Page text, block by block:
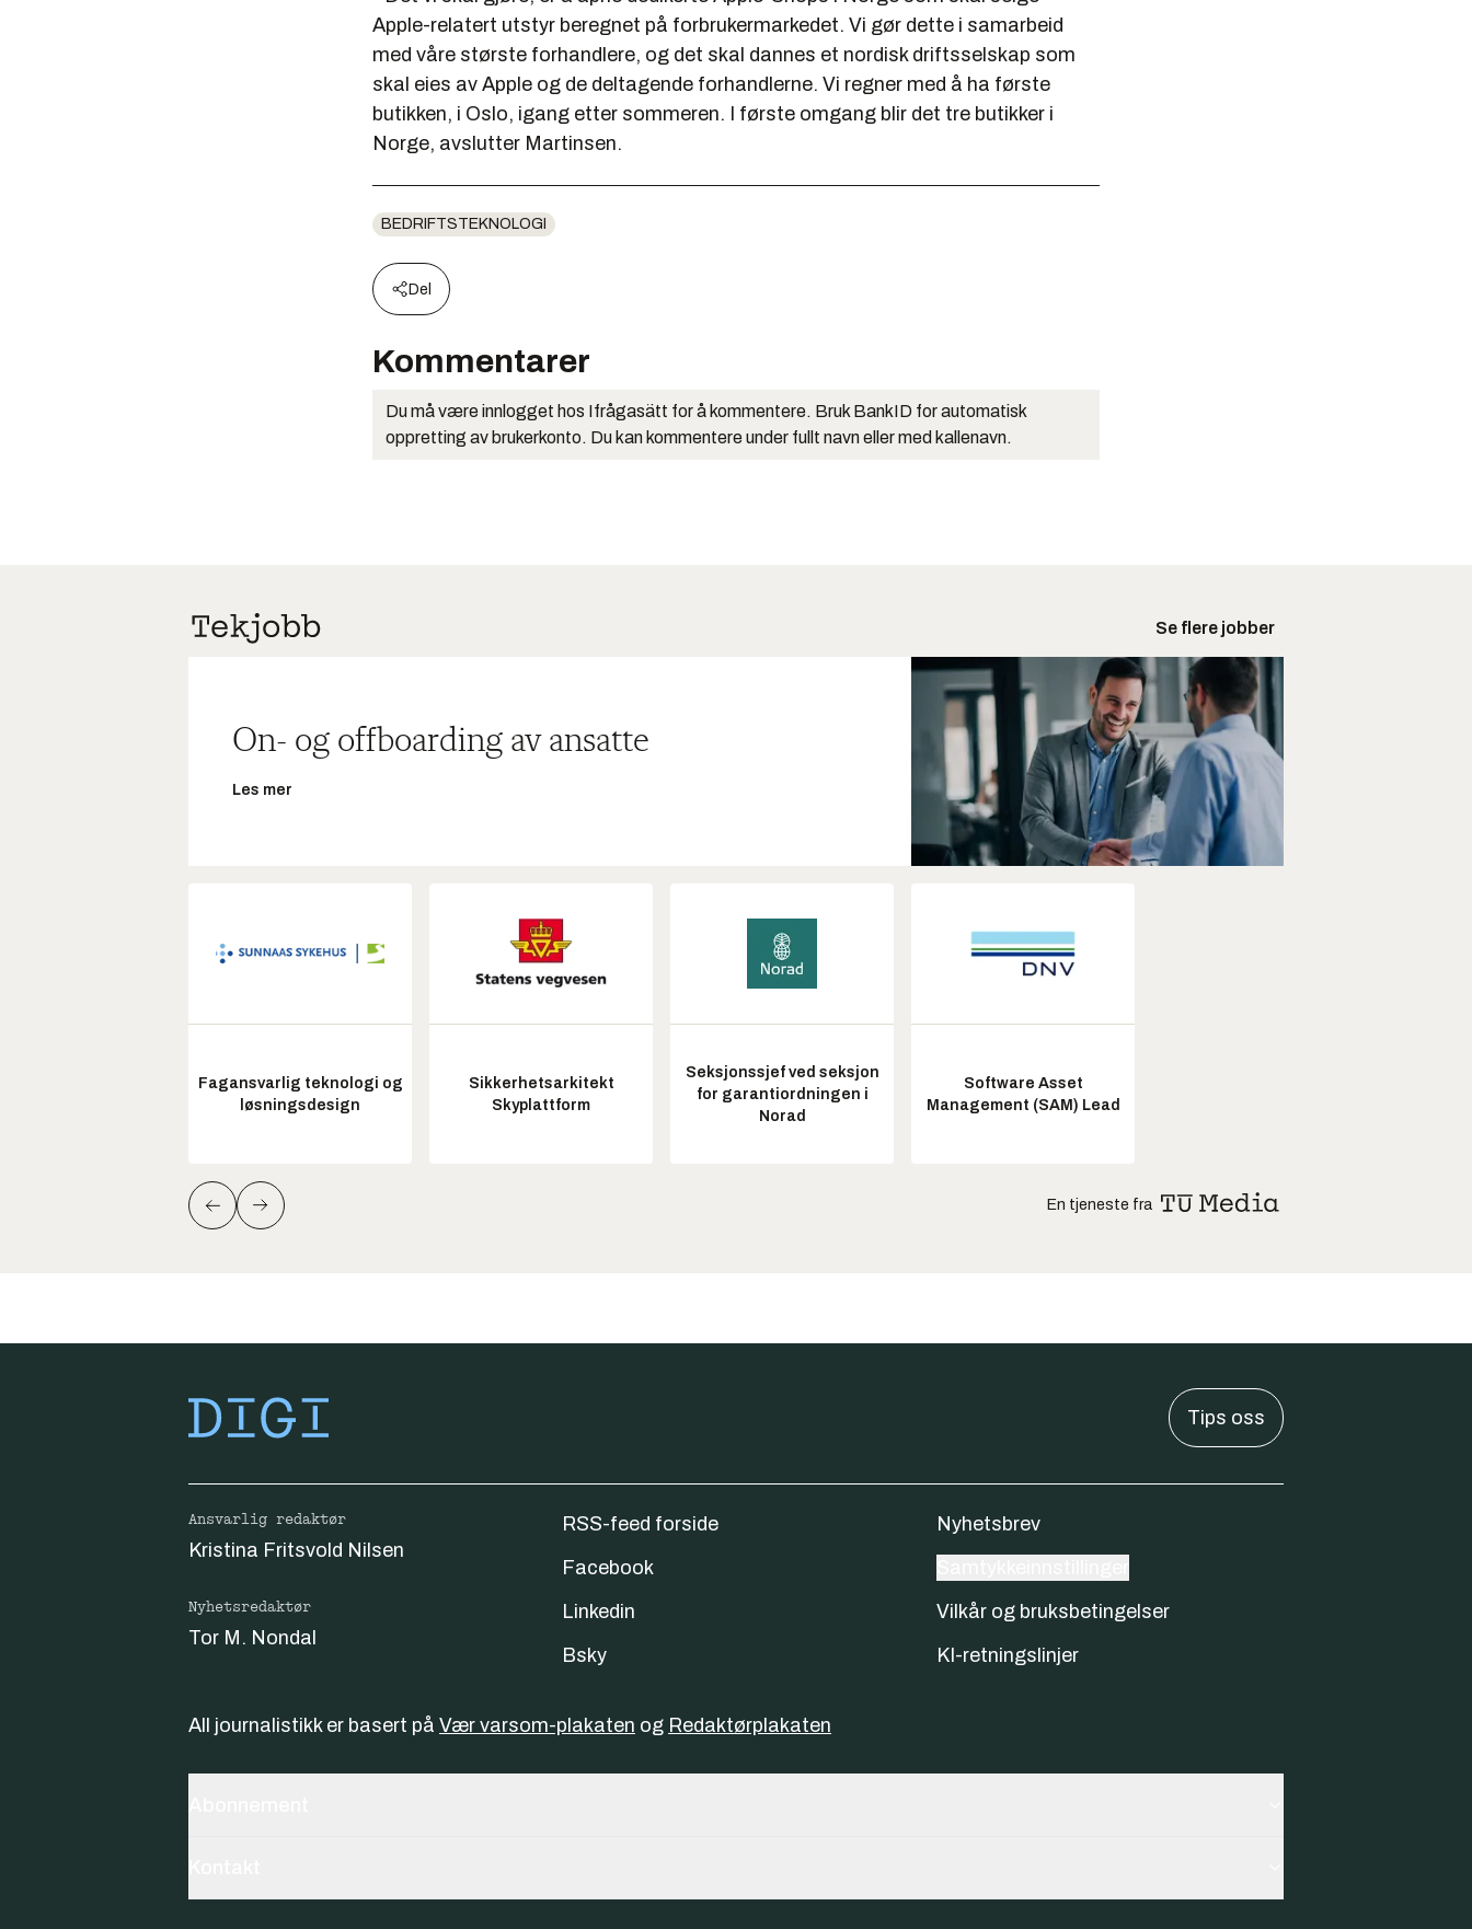
Apple-relatert utstyr beregnet på forbrukermarkedet. Vi gør dette i samarbeid
med våre største forhandlere, og det skal dannes et nordisk driftsselskap som
skal eies av Apple og de deltagende forhandlerne. Vi regner med å ha første
butikken, i Oslo, igang etter sommeren. I første omgang blir det tre butikker i
Norge, avslutter Martinsen.
BEDRIFTSTEKNOLOGI
Del
Kommentarer
Du må være innlogget hos Ifrågasätt for å kommentere. Bruk BankID for automatisk
oppretting av brukerkonto. Du kan kommentere under fullt navn eller med kallenavn.
Se flere jobber
On- og offboarding av ansatte
Les mer
Fagansvarlig teknologi og
løsningsdesign
Sikkerhetsarkitekt
Skyplattform
Seksjonssjef ved seksjon
for garantiordningen i
Norad
Software Asset
Management (SAM) Lead
En tjeneste fra
Tips oss
Ansvarlig redaktør
Kristina Fritsvold Nilsen
Nyhetsredaktør
Tor M. Nondal
RSS-feed forside
Facebook
Linkedin
Bsky
Nyhetsbrev
Vilkår og bruksbetingelser
KI-retningslinjer
All journalistikk er basert på Vær varsom-plakaten og Redaktørplakaten